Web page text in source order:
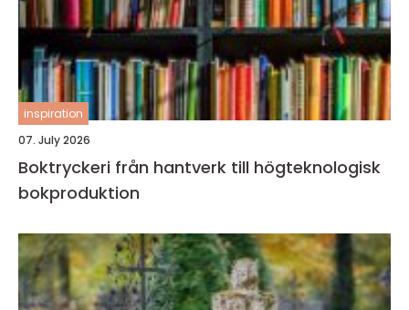
inspiration
07. July 2026
Boktryckeri från hantverk till högteknologisk
bokproduktion